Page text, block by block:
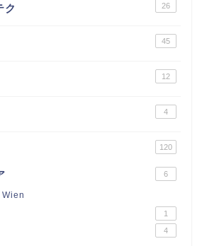
ク 26
45
12
4
120
6
Wien
1
4